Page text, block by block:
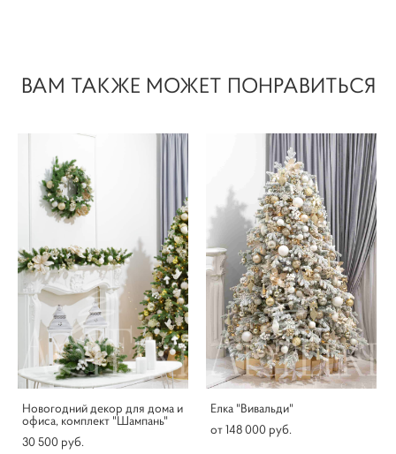
ВАМ ТАКЖЕ МОЖЕТ ПОНРАВИТЬСЯ
Новогодний декор для дома и
офиса, комплект "Шампань"
30 500 pуб.
Елка "Вивальди"
от 148 000 pуб.